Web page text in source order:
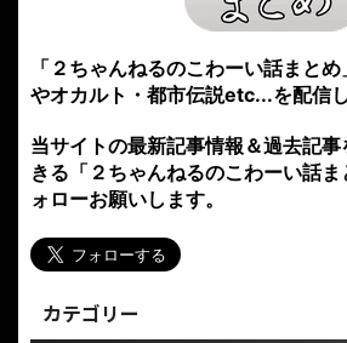
「２ちゃんねるのこわーい話まと
やオカルト・都市伝説etc...を配信し
当サイトの最新記事情報＆過去記
きる「２ちゃんねるのこわーい話
ォローお願いします。
カテゴリー